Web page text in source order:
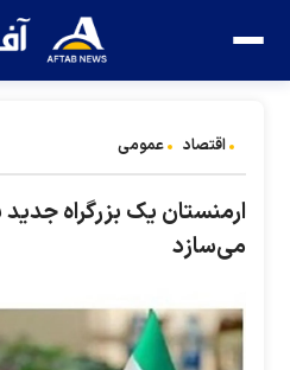
اقتصاد عمومی
ارمنستان یک بزرگراه
می‌سازد